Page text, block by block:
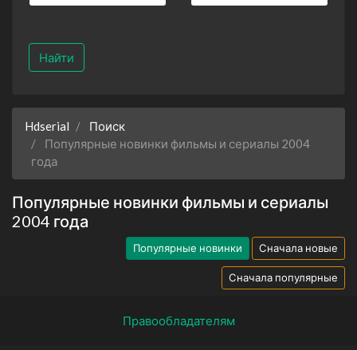
Найти
Hdserial
Поиск
Популярные новинки фильмы и сериалы 2004
года
Популярные новинки фильмы и сериалы
2004 года
Популярные новинки Сначала новые
Сначала популярные
Правообладателям